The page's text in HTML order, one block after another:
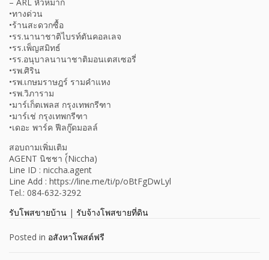
– ARL หัวหมาก
•ทางด่วน
•ร้านสะดวกซื้อ
•รร.นานาชาติไบรท์ตันคอลเลจ
•รร.เพ็ญสมิทธ์
•รร.อนุบาลนานาชาติมอนเตสเซอรี่
•รพ.ศิริน
•รพ.เกษมราษฎร์ รามคำแหง
•รพ.วิภาราม
•มาร์เก็ตเพลส กรุงเทพกรีฑา
•มาร์เช่ กรุงเทพกรีฑา
•เดอะ พาร์ค ฟีลกู๊ดมอลล์
สอบถามเพิ่มเติม
AGENT นิชชา (์Niccha)
Line ID : niccha.agent
Line Add : https://line.me/ti/p/oBtFgDwLyl
Tel.: 084-632-3292
รับโพสขายบ้าน | รับจ้างโพสขายที่ดิน
Posted in อสังหาโพสต์ฟรี